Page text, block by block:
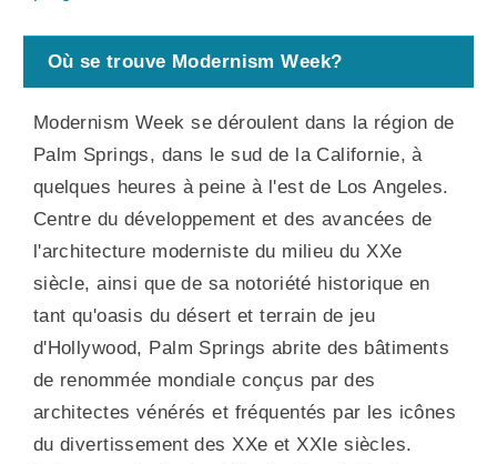
Où se trouve Modernism Week?
Modernism Week se déroulent dans la région de
Palm Springs, dans le sud de la Californie, à
quelques heures à peine à l'est de Los Angeles.
Centre du développement et des avancées de
l'architecture moderniste du milieu du XXe
siècle, ainsi que de sa notoriété historique en
tant qu'oasis du désert et terrain de jeu
d'Hollywood, Palm Springs abrite des bâtiments
de renommée mondiale conçus par des
architectes vénérés et fréquentés par les icônes
du divertissement des XXe et XXIe siècles.